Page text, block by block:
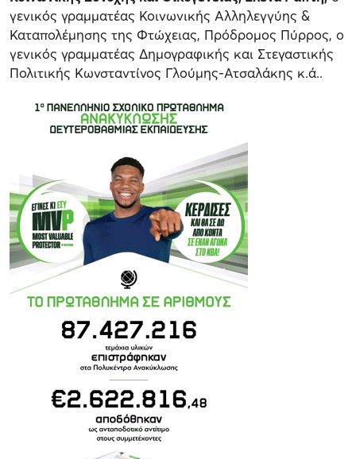
γενικός γραμματέας Κοινωνικής Αλληλεγγύης &
Καταπολέμησης της Φτώχειας, Πρόδρομος Πύρρος, ο
γενικός γραμματέας Δημογραφικής και Στεγαστικής
Πολιτικής Κωνσταντίνος Γλούμης-Ατσαλάκης κ.ά..